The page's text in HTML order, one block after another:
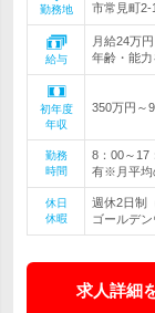
勤務地
市常見町2-
給与
月給24万
年齢・能
初年度
年収
350万円～
勤務
時間
8：00～17
有※月平均
休日
休暇
週休2日制
ゴールデ
求人詳細